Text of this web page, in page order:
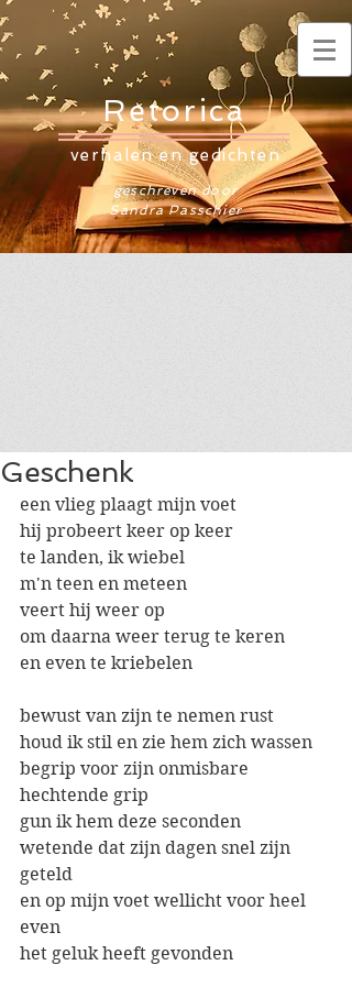
Retorica
verhalen en gedichten
geschreven door
Sandra Passchier
Geschenk
een vlieg plaagt mijn voet
hij probeert keer op keer
te landen, ik wiebel
m'n teen en meteen
veert hij weer op
om daarna weer terug te keren
en even te kriebelen
bewust van zijn te nemen rust
houd ik stil en zie hem zich wassen
begrip voor zijn onmisbare
hechtende grip
gun ik hem deze seconden
wetende dat zijn dagen snel zijn
geteld
en op mijn voet wellicht voor heel
even
het geluk heeft gevonden